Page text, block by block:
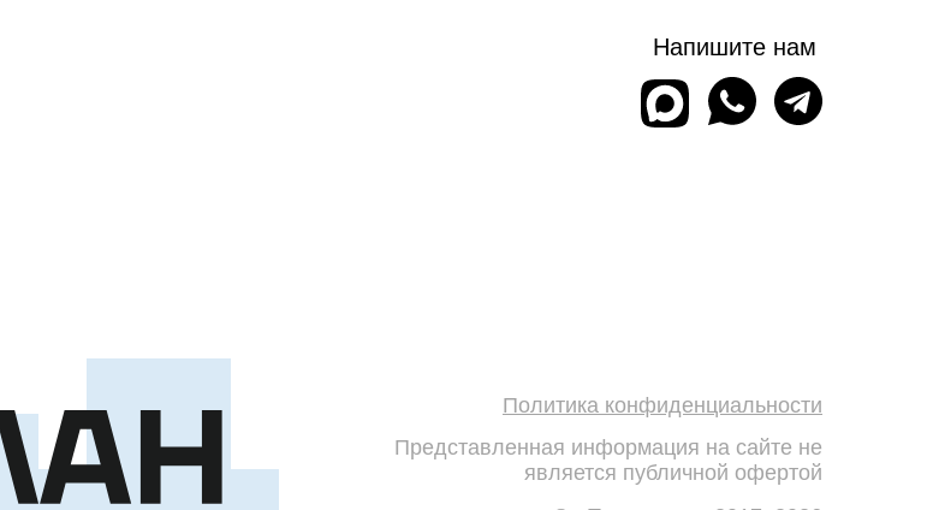
Напишите нам
Представленная информация на сайте не
является публичной офертой
Политика конфиденциальности